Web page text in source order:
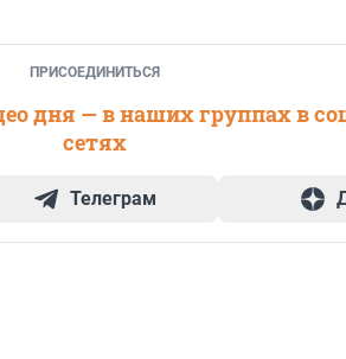
ПРИСОЕДИНИТЬСЯ
дня — в наших группах в
сетях
Телеграм